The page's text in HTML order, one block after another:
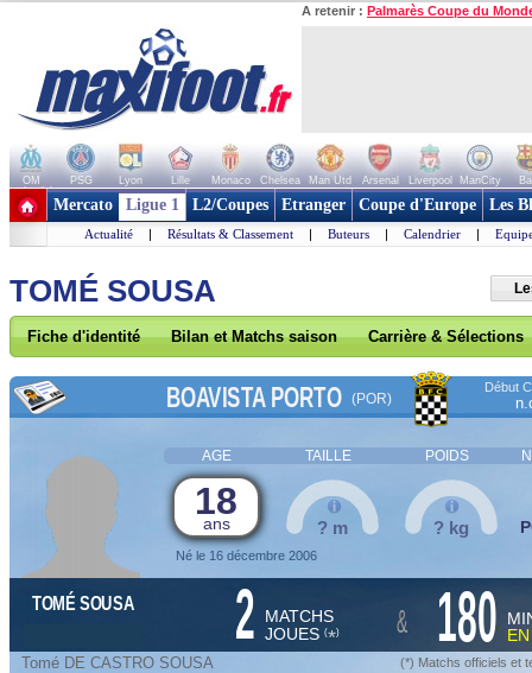
A retenir : Palmarès Coupe du
OM PSG Lyon Lille Monaco Chelsea Man Utd Arsenal Liverpool ManCity
+ de clubs
Mercato Ligue 1 L2/Coupes Etranger Coupe d'Europe Les
Actualité | Résultats & Classement | Buteurs | Calendrier |
TOMÉ SOUSA
Fiche d'identité Bilan et Matchs saison Carrière & Sélections
BOAVISTA PORTO (POR)
Début
AGE TAILLE POIDS
18
ans
Né le 16 décembre 2006
? m ? kg
TOMÉ SOUSA 2 MATCHS
JOUES (*) & 180
Tomé DE CASTRO SOUSA (*) Matchs officiels et